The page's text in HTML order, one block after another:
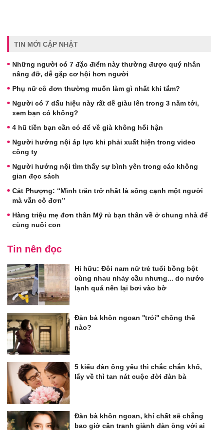
TIN MỚI CẬP NHẬT
Những người có 7 đặc điểm này thường được quý nhân
nâng đỡ, dễ gặp cơ hội hơn người
Phụ nữ cô đơn thường muốn làm gì nhất khi tắm?
Người có 7 dấu hiệu này rất dễ giàu lên trong 3 năm tới,
xem bạn có không?
4 hũ tiền bạn cần có để về già không hối hận
Người hướng nội áp lực khi phải xuất hiện trong video
công ty
Người hướng nội tìm thấy sự bình yên trong các không
gian đọc sách
Cát Phượng: “Mình trăn trở nhất là sống cạnh một người
mà vẫn cô đơn”
Hàng triệu mẹ đơn thân Mỹ rủ bạn thân về ở chung nhà để
cùng nuôi con
Tin nên đọc
Hi hữu: Đôi nam nữ trẻ tuổi bồng bột
cùng nhau nhảy cầu nhưng... do nước
lạnh quá nên lại bơi vào bờ
Đàn bà khôn ngoan ''trói'' chồng thế
nào?
5 kiểu đàn ông yêu thì chắc chắn khổ,
lấy về thì tan nát cuộc đời đàn bà
Đàn bà khôn ngoan, khí chất sẽ chẳng
bao giờ cần tranh giành đàn ông với ai